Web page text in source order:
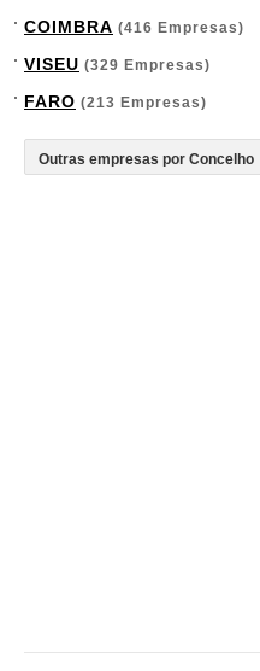
COIMBRA (416 Empresas)
VISEU (329 Empresas)
FARO (213 Empresas)